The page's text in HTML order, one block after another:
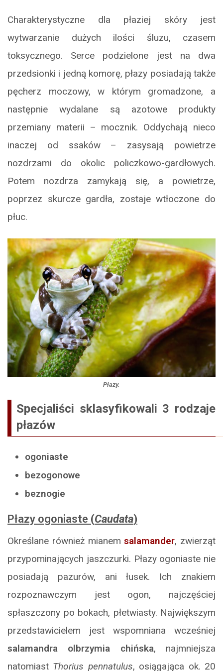
Charakterystyczne dla płaziej skóry jest
wytwarzanie dużych ilości śluzu, czasem
toksycznego. Serce podzielone jest na dwa
przedsionki i jedną komorę, płazy posiadają także
pęcherz moczowy, w którym gromadzone, a
następnie wydalane są azotowe produkty
przemiany materii – mocznik. Oddychają nieco
inaczej od ssaków – zasysają powietrze
nozdrzami do okolic policzkowo-gardłowych.
Potem nozdrza zamykają się, a powietrze,
poprzez skurcze gardła, zostaje wtłoczone do
płuc.
Płazy.
Specjaliści sklasyfikowali 3 rodzaje
płazów
ogoniaste
bezogonowe
beznogie
Płazy ogoniaste (Caudata)
Określane również mianemsalamander, zwierząt
przypominających jaszczurki. Płazy ogoniaste nie
posiadają pazurów, ani łusek. Ich znakiem
rozpoznawczym jest ogon, najczęściej
spłaszczony po bokach, płetwiasty. Największym
przedstawicielem jest wspomniana wcześniej
salamandra olbrzymia chińska, najmniejsza
natomiast Thorius pennatulus, osiągająca ok. 20